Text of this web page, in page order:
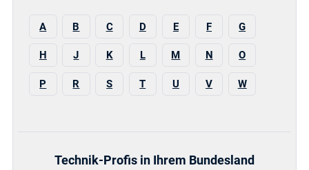
A B C D E F G
H J K L M N O
P R S T U V W
Technik-Profis in Ihrem Bundesland